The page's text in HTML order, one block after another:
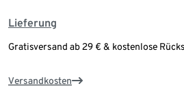
Lieferung
Gratisversand ab 29 € & kostenlose
Versandkosten